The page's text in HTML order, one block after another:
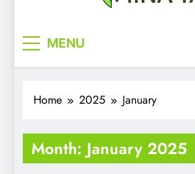
MENU
Home 2025 January
Month: January 2025